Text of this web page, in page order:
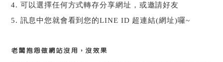
4.可以選擇任何方式轉存分享網址，或邀請好友
5.訊息中您就會看到您的LINE ID 超連結(網址)囉~
老闆抱怨做網站沒用，沒效果